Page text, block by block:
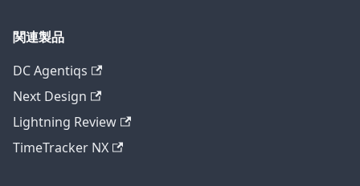
関連製品
DC Agentiqs
Next Design
Lightning Review
TimeTracker NX